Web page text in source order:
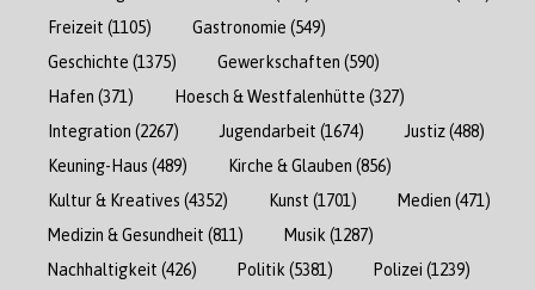
Freizeit (1105) Gastronomie (549)
Geschichte (1375) Gewerkschaften (590)
Hafen (371) Hoesch & Westfalenhütte (327)
Integration (2267) Jugendarbeit (1674) Justiz(488)
Keuning-Haus (489) Kirche & Glauben (856)
Kultur & Kreatives (4352) Kunst (1701) Medien (471)
Medizin & Gesundheit (811) Musik (1287)
Nachhaltigkeit (426) Politik (5381) Polizei (1239)